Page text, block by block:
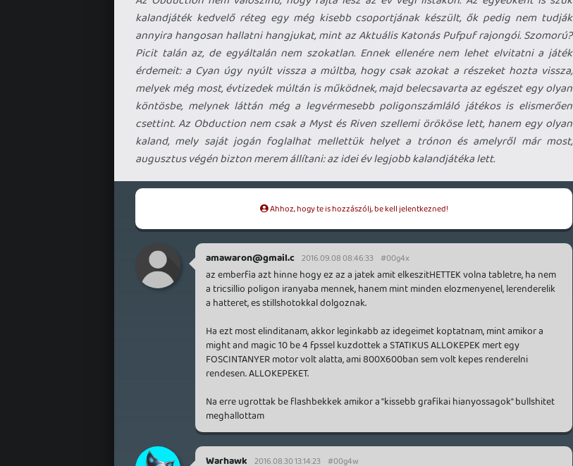
kalandjáték kedvelő réteg egy még kisebb csoportjának készült, ők pedig nem tudják
annyira hangosan hallatni hangjukat, mint az Aktuális Katonás Pufpuf rajongói. Szomorú?
Picit talán az, de egyáltalán nem szokatlan. Ennek ellenére nem lehet elvitatni a játék
érdemeit: a Cyan úgy nyúlt vissza a múltba, hogy csak azokat a részeket hozta vissza,
melyek még most, évtizedek múltán is működnek, majd belecsavarta az egészet egy olyan
köntösbe, melynek láttán még a legvérmesebb poligonszámláló játékos is elismerően
csettint. Az Obduction nem csak a Myst és Riven szellemi örököse lett, hanem egy olyan
kaland, mely saját jogán foglalhat mellettük helyet a trónon és amelyről már most,
augusztus végén bizton merem állítani: az idei év legjobb kalandjátéka lett.
Ahhoz, hogy te is hozzászólj, be kell jelentkezned!
amawaron@gmail.c 2016.09.08 08:46:33 #00g4x
az emberfia azt hinne hogy ez az a jatek amit elkeszitHETTEK volna tabletre, ha nem
a tricsillio poligon iranyaba mennek, hanem mint minden elozmenyenel, lerenderelik
a hatteret, es stillshotokkal dolgoznak.
Ha ezt most elinditanam, akkor leginkabb az idegeimet koptatnam, mint amikor a
might and magic 10 be 4 fpssel kuzdottek a STATIKUS ALLOKEPEK mert egy
FOSCINTANYER motor volt alatta, ami 800X600ban sem volt kepes renderelni
rendesen. ALLOKEPEKET.
Na erre ugrottak be flashbekkek amikor a "kissebb grafikai hianyossagok" bullshitet
meghallottam
Warhawk 2016.08.30 13:14:23 #00g4w